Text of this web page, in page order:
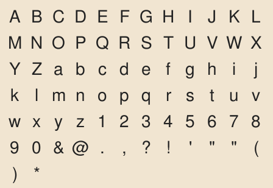
A B C D E F G H I J K L
M N O P Q R S T U V W X
Y Z a b c d e f g h i
j
k l m n o p q r s t u v
w x y z 1 2 3 4 5 6 7 8
9 0 & @ . , ? ! ' " "
(
) *